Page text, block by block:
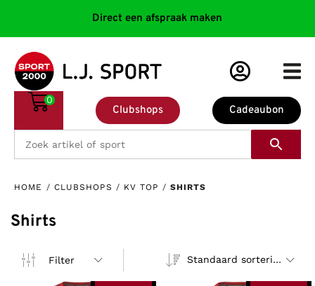
Direct een afspraak maken
Cadeaubon
Clubshops
0
HOME / CLUBSHOPS / KV TOP / SHIRTS
Shirts
Filter Standaard sortering